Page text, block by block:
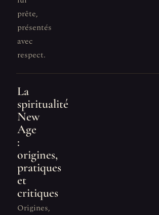
prête,
présentés
avec
respect.
La
spiritualité
New
Age
:
origines,
pratiques
et
critiques
Origines,